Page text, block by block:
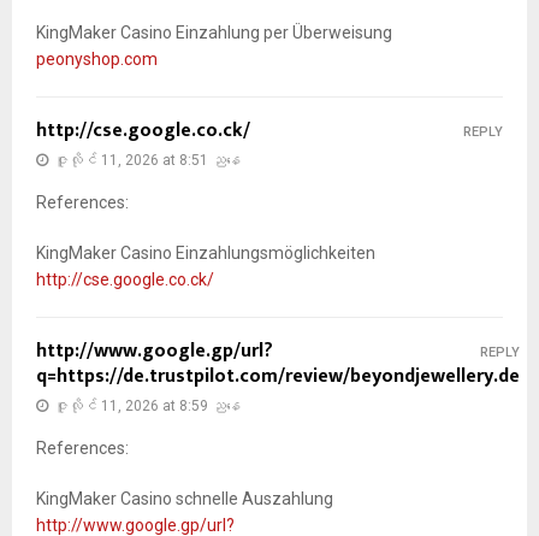
KingMaker Casino Einzahlung per Überweisung
peonyshop.com
http://cse.google.co.ck/
ဇူလိုင် 11, 2026 at 8:51 ညနေ
References:
KingMaker Casino Einzahlungsmöglichkeiten
http://cse.google.co.ck/
REPLY
http://www.google.gp/url?
q=https://de.trustpilot.com/review/beyondjewellery.de
ဇူလိုင် 11, 2026 at 8:59 ညနေ
References:
KingMaker Casino schnelle Auszahlung
http://www.google.gp/url?
REPLY